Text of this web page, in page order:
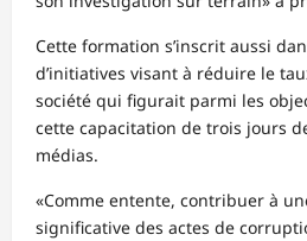
Cette formation s’inscrit aussi
d’initiatives visant à réduire le
société qui figurait parmi les
cette capacitation de trois jours
médias.
«Comme entente, contribuer à
significative des actes de